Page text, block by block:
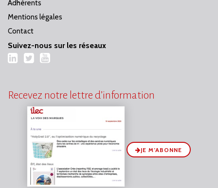
Adhérents
Mentions légales
Contact
Suivez-nous sur les réseaux
LinkedIn
TwitterYouTube
Recevez notre lettre d’information
JE M’ABONNE